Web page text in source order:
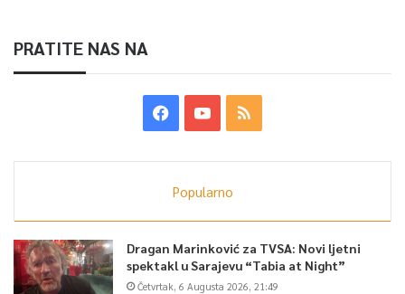
PRATITE NAS NA
Popularno
Dragan Marinković za TVSA: Novi ljetni
spektakl u Sarajevu “Tabia at Night”
Četvrtak, 6 Augusta 2026, 21:49